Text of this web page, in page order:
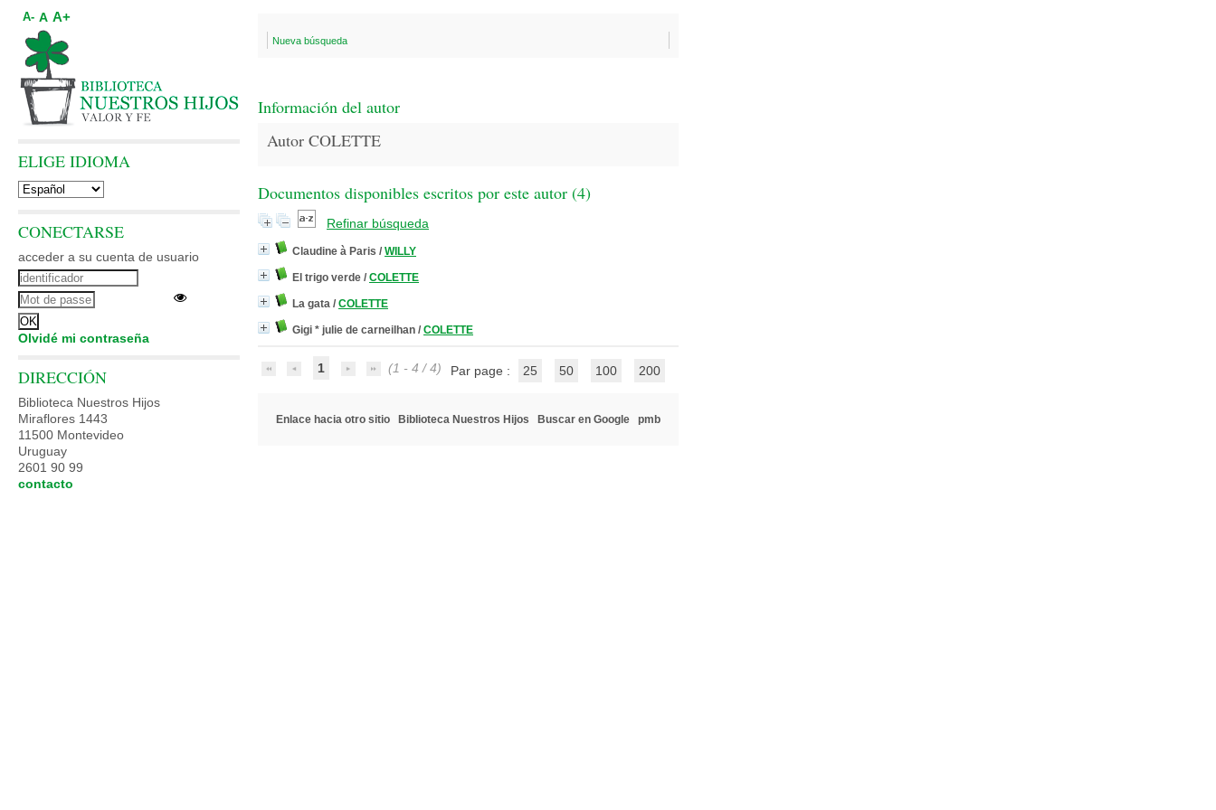
Nueva búsqueda
Información del autor
Autor COLETTE
Documentos disponibles escritos por este autor (4)
Refinar búsqueda
Claudine à Paris / WILLY
El trigo verde / COLETTE
La gata / COLETTE
Gigi * julie de carneilhan / COLETTE
1 (1 - 4 / 4) Par page : 25 50 100 200
Enlace hacia otro sitio Biblioteca Nuestros Hijos Buscar en Google pmb
A- A A+
ELIGE IDIOMA
CONECTARSE
acceder a su cuenta de usuario
Olvidé mi contraseña
DIRECCIÓN
Biblioteca Nuestros Hijos
Miraflores 1443
11500 Montevideo
Uruguay
2601 90 99
contacto